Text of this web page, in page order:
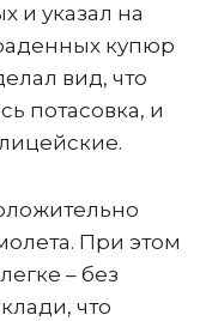
и указал на
купюр
вид, что
потасовка, и
При этом
– без
что